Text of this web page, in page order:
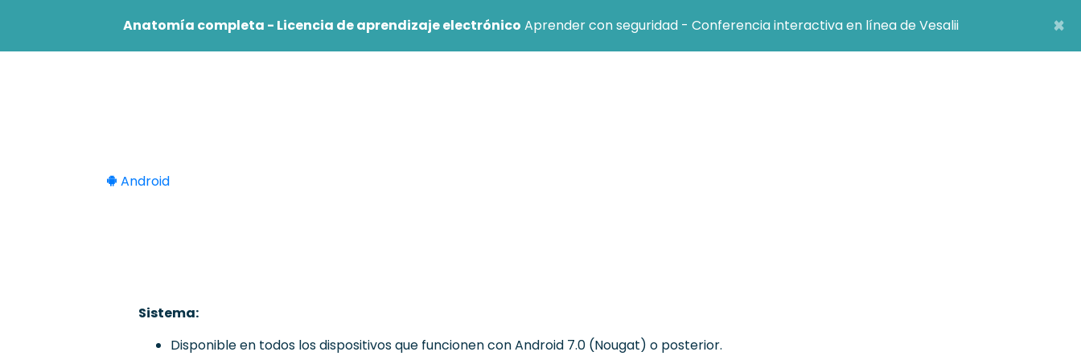
Anatomía completa - Licencia de aprendizaje electrónico Aprender con seguridad - Conferencia interactiva en línea de Vesalii ×
Estudiante Profesional Institución Centro de ayuda Blog
Android
Sistema:
Disponible en todos los dispositivos que funcionen con Android 7.0 (Nougat) o posterior.